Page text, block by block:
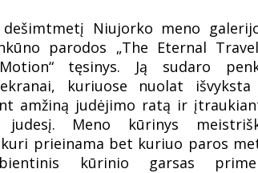
Niujorko meno
parodos „The Eternal
tęsinys. Ją sudaro
kuriuose nuolat
amžiną judėjimo ratą ir
Meno kūrinys
prieinama bet kuriuo paros
kūrinio garsas